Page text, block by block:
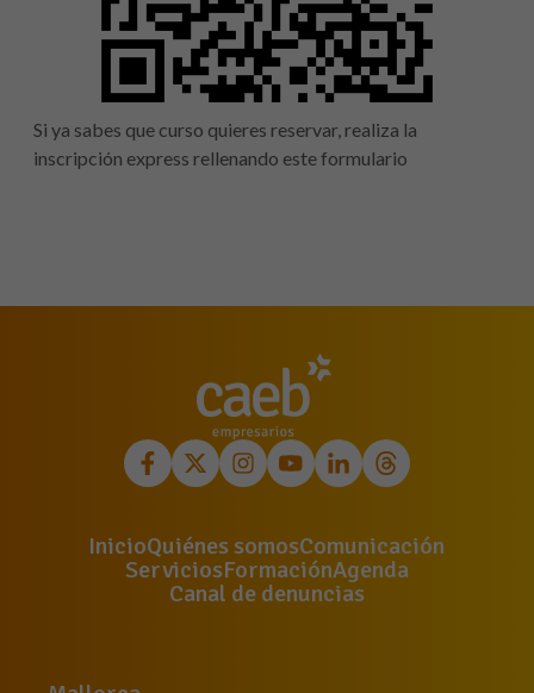
Si ya sabes que curso quieres reservar, realiza la
inscripción express rellenando este formulario
InicioQuiénes somosComunicación
ServiciosFormaciónAgenda
Canal de denuncias